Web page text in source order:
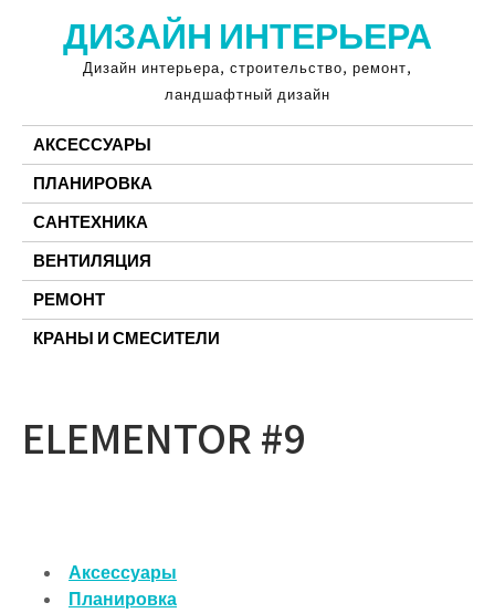
содержимому
ДИЗАЙН ИНТЕРЬЕРА
Дизайн интерьера, строительство, ремонт,
ландшафтный дизайн
АКСЕССУАРЫ
ПЛАНИРОВКА
САНТЕХНИКА
ВЕНТИЛЯЦИЯ
РЕМОНТ
КРАНЫ И СМЕСИТЕЛИ
ELEMENTOR #9
Аксессуары
Планировка